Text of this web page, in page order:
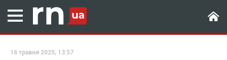
16 травня 2025, 13:57